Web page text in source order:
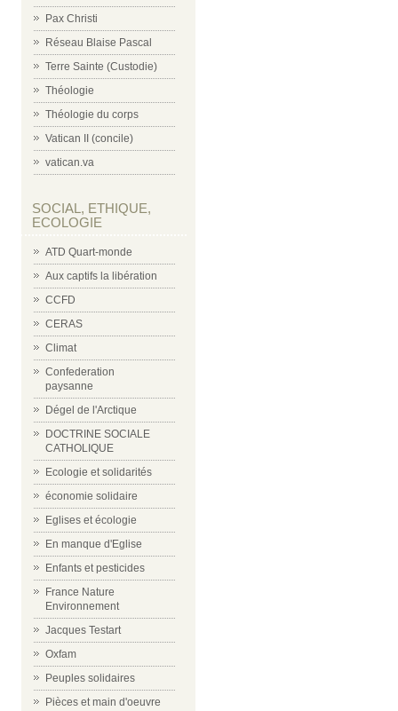
Pax Christi
Réseau Blaise Pascal
Terre Sainte (Custodie)
Théologie
Théologie du corps
Vatican II (concile)
vatican.va
SOCIAL, ETHIQUE,
ECOLOGIE
ATD Quart-monde
Aux captifs la libération
CCFD
CERAS
Climat
Confederation
paysanne
Dégel de l'Arctique
DOCTRINE SOCIALE
CATHOLIQUE
Ecologie et solidarités
économie solidaire
Eglises et écologie
En manque d'Eglise
Enfants et pesticides
France Nature
Environnement
Jacques Testart
Oxfam
Peuples solidaires
Pièces et main d'oeuvre